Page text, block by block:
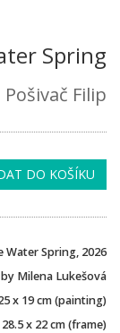
Spring
Pošivač Filip
DO KOŠÍKU
Water Spring, 2026
Milena Lukešová
x 19 cm (painting)
28.5 x 22 cm (frame)